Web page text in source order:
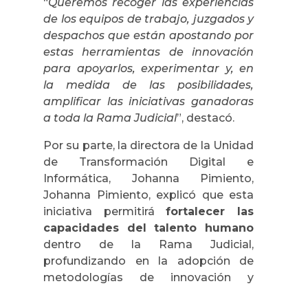
de los equipos de trabajo, juzgados y
despachos que están apostando por
estas herramientas de innovación
para apoyarlos, experimentar y, en
la medida de las posibilidades,
amplificar las iniciativas ganadoras
a toda la Rama Judicial”, destacó.
Por su parte, la directora de la Unidad
de Transformación Digital e
Informática, Johanna Pimiento,
Johanna Pimiento, explicó que esta
iniciativa permitiráfortalecer las
capacidades del talento humano
dentro de la Rama Judicial,
profundizando en la adopción de
metodologías de innovación y